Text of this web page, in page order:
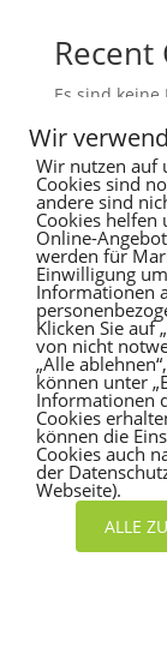
Es sind keine
Wir
Wir nutzen auf
Cookies sind
andere sind
Cookies helfen
Online-
werden für
Einwilligung
Informationen
Klicken Sie auf
von nicht
„Alle
können unter
Informationen
Cookies
können die
Cookies auch
der
Webseite).
ALLE